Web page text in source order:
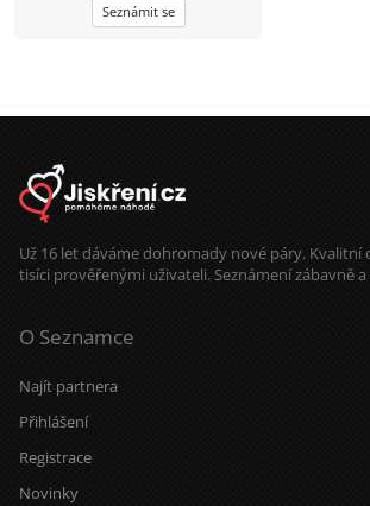
Seznámit se
Už 16 let dáváme dohromady nové páry. Kvalitní
tisíci prověřenými uživateli. Seznámení zábavně
O Seznamce
Najít partnera
Přihlášení
Registrace
Novinky